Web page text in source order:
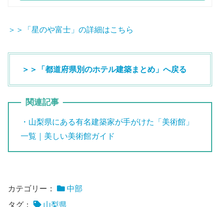
＞＞「星のや富士」の詳細はこちら
＞＞「都道府県別のホテル建築まとめ」へ戻る
関連記事
・山梨県にある有名建築家が手がけた「美術館」
一覧｜美しい美術館ガイド
カテゴリー：
中部
タグ：
山梨県